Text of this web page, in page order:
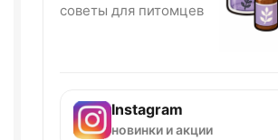
советы для питомцев
Instagram
новинки и акции